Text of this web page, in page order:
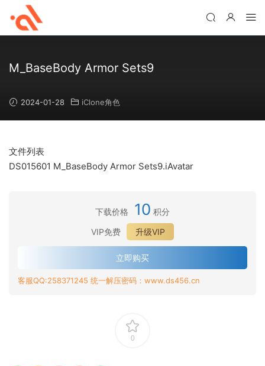
M_BaseBody Armor Sets9
2024-01-28 iClone角色
文件列表
DS015601 M_BaseBody Armor Sets9.iAvatar
下载价格 10 积分
VIP免费
升级VIP
立即购买
客服QQ:258371245 统一解压密码：www.ds456.cn
0